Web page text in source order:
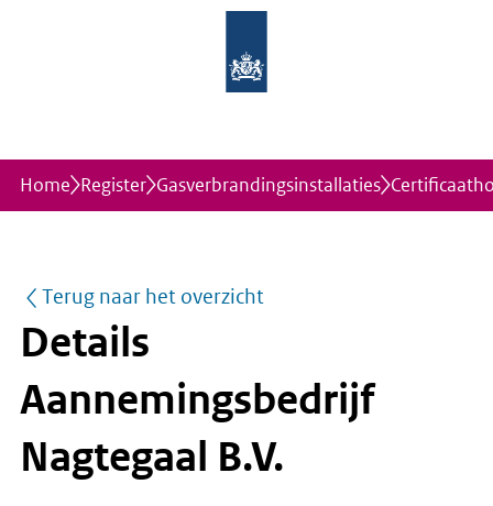
Home Register Gasverbrandingsinstallaties
Terug naar het overzicht
Details
Aannemingsbedrijf
Nagtegaal B.V.